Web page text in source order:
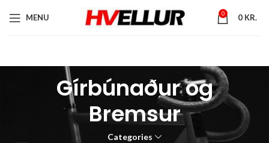
MENU 0 0 KR.
Gírbúnaður og
Bremsur
Categories